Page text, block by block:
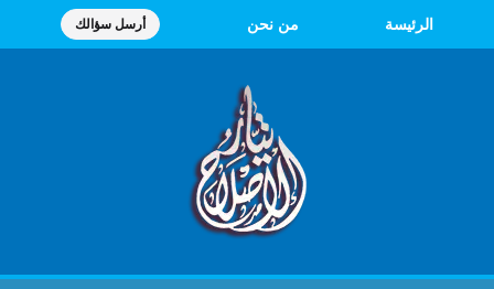
الرئيسة من نحن أرسل سؤالك